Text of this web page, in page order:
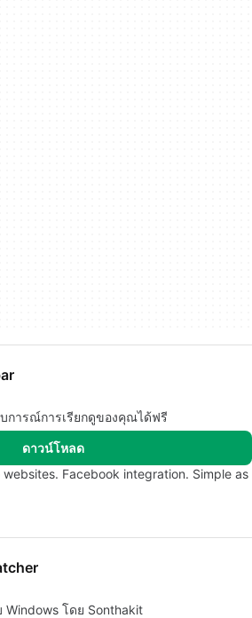
การณ์การเรียกดูของคุณได้ฟรี
ดาวน์โหลด
Facebook integration. Simple as
โดย Sonthakit